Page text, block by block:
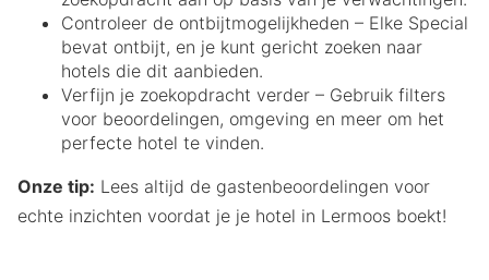
Controleer de ontbijtmogelijkheden – Elke Special
bevat ontbijt, en je kunt gericht zoeken naar
hotels die dit aanbieden.
Verfijn je zoekopdracht verder – Gebruik filters
voor beoordelingen, omgeving en meer om het
perfecte hotel te vinden.
Onze tip: Lees altijd de gastenbeoordelingen voor
echte inzichten voordat je je hotel in Lermoos boekt!